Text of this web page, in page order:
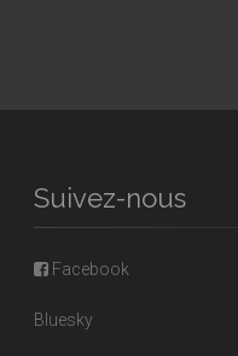
Suivez-nous
Facebook
Bluesky